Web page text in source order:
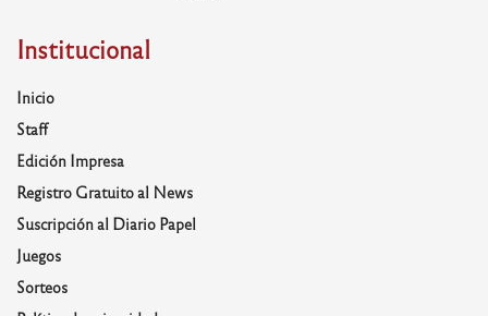
Institucional
Inicio
Staff
Edición Impresa
Registro Gratuito al News
Suscripción al Diario Papel
Juegos
Sorteos